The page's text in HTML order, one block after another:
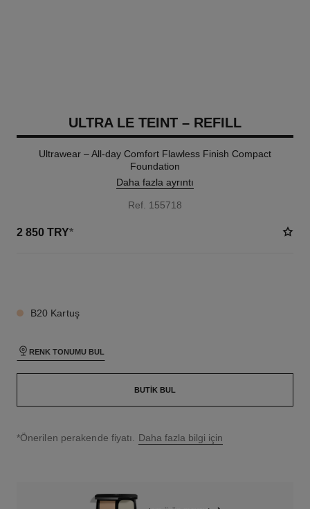
ULTRA LE TEINT – REFILL
Ultrawear – All-day Comfort Flawless Finish Compact
Foundation
Daha fazla ayrıntı
Ref. 155718
2 850 TRY*
B20 Kartuş
RENK TONUMU BUL
BUTIK BUL
↩
*Önerilen perakende fiyatı. Daha fazla bilgi için